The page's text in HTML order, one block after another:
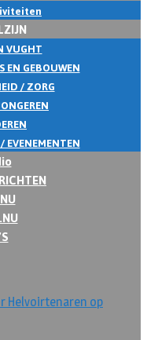
VUGHT
EN GEBOUWEN
/ ZORG
EVENEMENTEN